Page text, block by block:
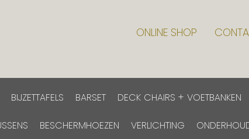
ONLINE SHOP
BIJZETTAFELS BARSET DECK CHAIRS + VOETBANKEN
BESCHERMHOEZEN VERLICHTING